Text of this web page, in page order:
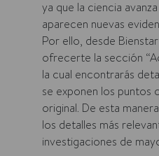
ya que la ciencia
aparecen nuevas
Por ello, desde
ofrecerte la sección
la cual encontrarás
se exponen los puntos
original. De esta
los detalles más
investigaciones de